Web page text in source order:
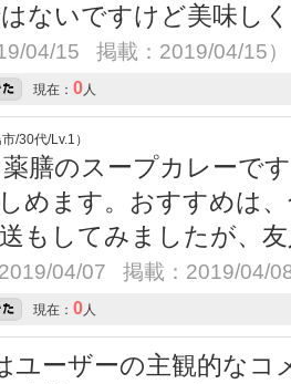
ないですけど美味し
04/15 掲載：2019/04/15）
現在： 0人
/30代/Lv.1）
膳のスープカレーで
めます。おすすめは
もしてみましたが、
04/07 掲載：2019/04/
現在： 0人
ユーザーの主観的なコ